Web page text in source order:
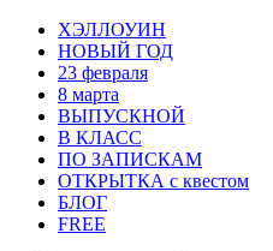
ХЭЛЛОУИН
НОВЫЙ ГОД
23 февраля
8 марта
ВЫПУСКНОЙ
В КЛАСС
ПО ЗАПИСКАМ
ОТКРЫТКА с квестом
БЛОГ
FREE